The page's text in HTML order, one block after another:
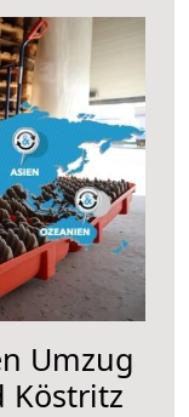
Umzug
Köstritz